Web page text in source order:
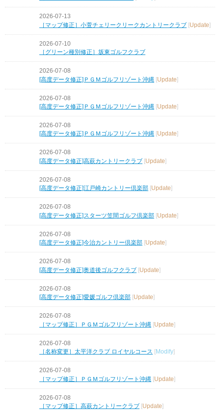
2026-07-13
［マップ修正］小萱チェリークリークカントリークラブ [Update]
2026-07-10
［グリーン種別修正］坂東ゴルフクラブ
2026-07-08
[高度データ修正]ＰＧＭゴルフリゾート沖縄 [Update]
2026-07-08
[高度データ修正]ＰＧＭゴルフリゾート沖縄 [Update]
2026-07-08
[高度データ修正]ＰＧＭゴルフリゾート沖縄 Update
2026-07-08
[高度データ修正]高萩カントリークラブ [Update]
2026-07-08
[高度データ修正]江戸崎カントリー倶楽部 Update
2026-07-08
[高度データ修正]スターツ笠間ゴルフ倶楽部 [Update]
2026-07-08
[高度データ修正]今治カントリー倶楽部 Update
2026-07-08
[高度データ修正]奥道後ゴルフクラブ [Update]
2026-07-08
[高度データ修正]愛媛ゴルフ倶楽部 Update
2026-07-08
［マップ修正］ＰＧＭゴルフリゾート沖縄 [Update]
2026-07-08
［名称変更］太平洋クラブ ロイヤルコース [Modify]
2026-07-08
［マップ修正］ＰＧＭゴルフリゾート沖縄 [Update]
2026-07-08
［マップ修正］高萩カントリークラブ [Update]